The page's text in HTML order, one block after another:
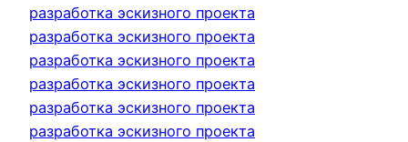
разработка эскизного проекта
разработка эскизного проекта
разработка эскизного проекта
разработка эскизного проекта
разработка эскизного проекта
разработка эскизного проекта